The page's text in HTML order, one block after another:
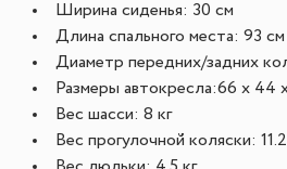
Ширина сиденья: 30 см
Длина спального места: 93 см
Диаметр передних/задних
Размеры автокресла:66 x 44
Вес шасси: 8 кг
Вес прогулочной коляски: